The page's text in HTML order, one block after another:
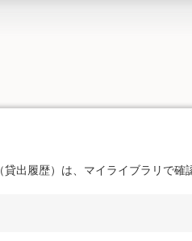
出履歴）は、マイライブラリで確